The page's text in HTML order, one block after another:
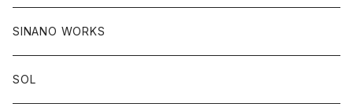
SINANO WORKS
SOL